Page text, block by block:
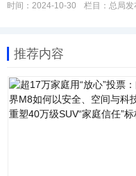
时间：2024-10-30 栏目： 总局发
推荐内容